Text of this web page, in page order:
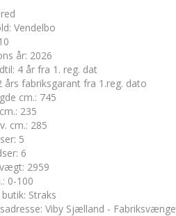
: Vendelbo
år: 2026
: 4 år fra 1. reg. dat
års fabriksgarant fra 1.reg. dato
cm.: 745
: 235
cm.: 285
: 5
: 6
: 2959
: 0-100
butik: Straks
: Viby Sjælland -